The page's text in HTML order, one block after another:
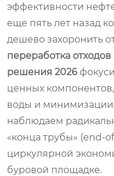
эффективности
еще пять лет назад
дешево захоронить
переработка
решения 2026
ценных
воды и минимизации
наблюдаем
«конца трубы» (end-
циркулярной
буровой площадке.